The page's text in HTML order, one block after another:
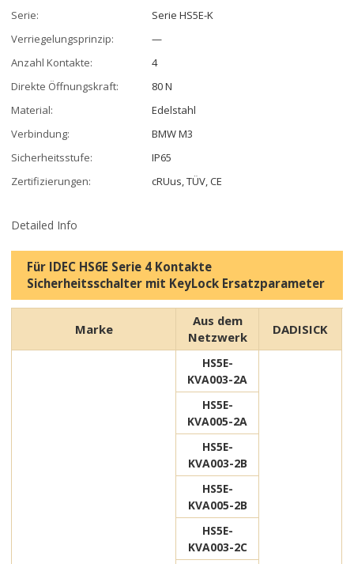
Serie:
Serie HS5E-K
Verriegelungsprinzip:
—
Anzahl Kontakte:
4
Direkte Öffnungskraft:
80 N
Material:
Edelstahl
Verbindung:
BMW M3
Sicherheitsstufe:
IP65
Zertifizierungen:
cRUus, TÜV, CE
Detailed Info
Für IDEC HS6E Serie 4 Kontakte
Sicherheitsschalter mit KeyLock Ersatzparameter
Marke
Aus dem
Netzwerk
DADISICK
HS5E-
KVA003-2A
HS5E-
KVA005-2A
HS5E-
KVA003-2B
HS5E-
KVA005-2B
HS5E-
KVA003-2C